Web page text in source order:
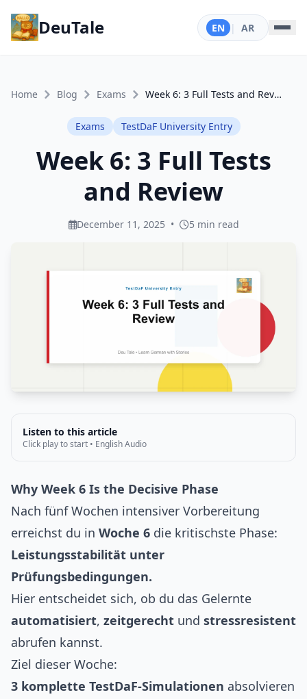
DeuTale EN | AR
Home Blog Exams Week 6: 3 Full Tests and Review
Exams TestDaF University Entry
Week 6: 3 Full Tests
and Review
December 11, 2025 • 5 min read
Listen to this article
Click play to start • English Audio
Why Week 6 Is the Decisive Phase
Nach fünf Wochen intensiver Vorbereitung
erreichst du in Woche 6 die kritischste Phase:
Leistungsstabilität unter
Prüfungsbedingungen.
Hier entscheidet sich, ob du das Gelernte
automatisiert, zeitgerecht und stressresistent
abrufen kannst.
Ziel dieser Woche:
3 komplette TestDaF-Simulationen absolvieren